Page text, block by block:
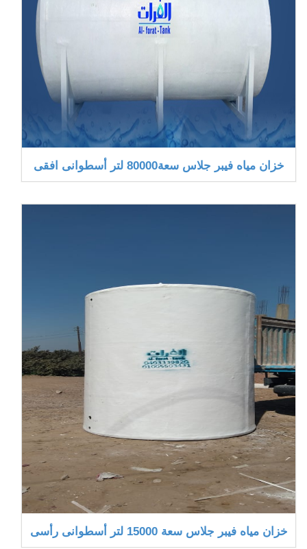
خزان مياه فيبر جلاس سعة80000 لتر أسطوانى افقى
خزان مياه فيبر جلاس سعة 15000 لتر أسطوانى رأسى